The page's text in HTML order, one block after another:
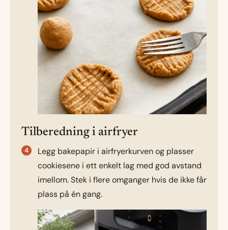
Tilberedning i airfryer
Legg bakepapir i airfryerkurven og plasser
cookiesene i ett enkelt lag med god avstand
imellom. Stek i flere omganger hvis de ikke får
plass på én gang.